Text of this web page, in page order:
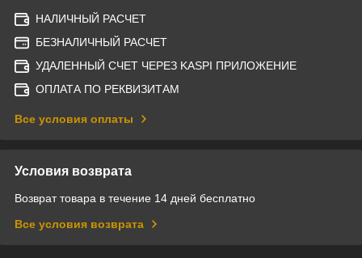
НАЛИЧНЫЙ РАСЧЕТ
БЕЗНАЛИЧНЫЙ РАСЧЕТ
УДАЛЕННЫЙ СЧЕТ ЧЕРЕЗ KASPI ПРИЛОЖЕНИЕ
ОПЛАТА ПО РЕКВИЗИТАМ
Все условия оплаты
Условия возврата
Возврат товара в течение 14 дней бесплатно
Все условия возврата